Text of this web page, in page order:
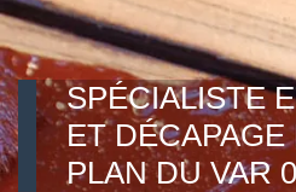
SPÉCIALISTE
ET
PLAN DU VAR